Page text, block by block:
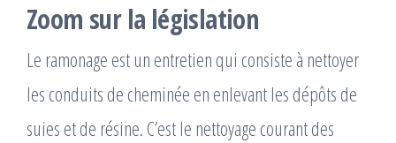
Zoom sur la législation
Le ramonage est un entretien qui consiste à nettoyer
les conduits de cheminée en enlevant les dépôts de
suies et de résine. C’est le nettoyage courant des